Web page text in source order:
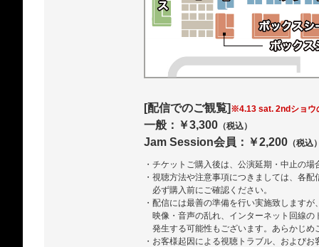
[配信でのご観覧] ※4.13 sat. 2ndショウ
一般：￥3,300 （税込）
Jam Session会員：￥2,200 （税込
・チケットご購入後は、公演延期・中止の
・視聴方法や注意事項につきましては、各
必ず購入前にご確認ください。
・配信には最善の準備を行い実施致します
映像・音声の乱れ、インターネット回線
発生する可能性もございます。あらかじめ
・お客様起因による視聴トラブル、および